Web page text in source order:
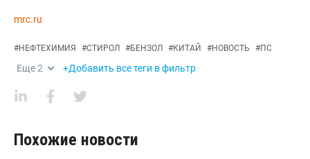
mrc.ru
#НЕФТЕХИМИЯ #СТИРОЛ #БЕНЗОЛ #КИТАЙ #НОВОСТЬ #ПС
Еще2 +Добавить все теги в фильтр
Похожие новости